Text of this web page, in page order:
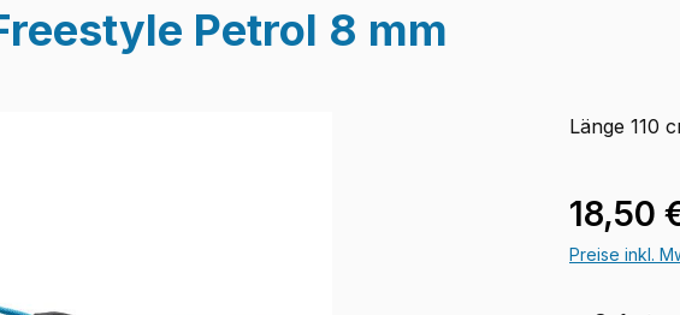
Petrol 8 mm
Länge 110
18,50
Preise inkl.